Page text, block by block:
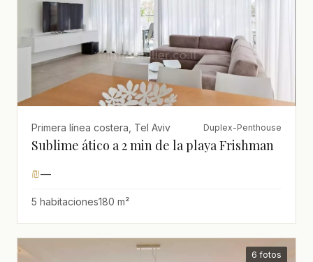
Primera línea costera, Tel Aviv Duplex-Penthouse
Sublime ático a 2 min de la playa Frishman
₪—
5 habitaciones180 m²
6 fotos